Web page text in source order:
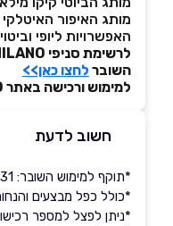
מותג האיפור
האפשרויות ליופי
השובר לחצו כאן>>
למימוש ורכישה באתר KIKO MILANO
חשוב לדעת
*תוקף למימוש השובר: 30.11.2031
*כולל כפל מבצעים
*ניתן לפצל למספר